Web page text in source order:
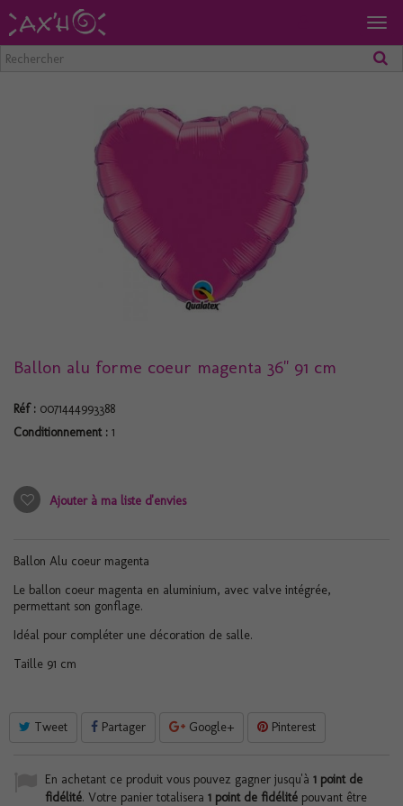
Ballon alu forme coeur magenta 36" 91 cm
Réf : 0071444993388
Conditionnement : 1
Ajouter à ma liste d'envies
Ballon Alu coeur magenta
Le ballon coeur magenta en aluminium, avec valve intégrée,
permettant son gonflage.
Idéal pour compléter une décoration de salle.
Taille 91 cm
Tweet Partager Google+ Pinterest
En achetant ce produit vous pouvez gagner jusqu'à 1 point de
fidélité. Votre panier totalisera 1 point de fidélité pouvant être